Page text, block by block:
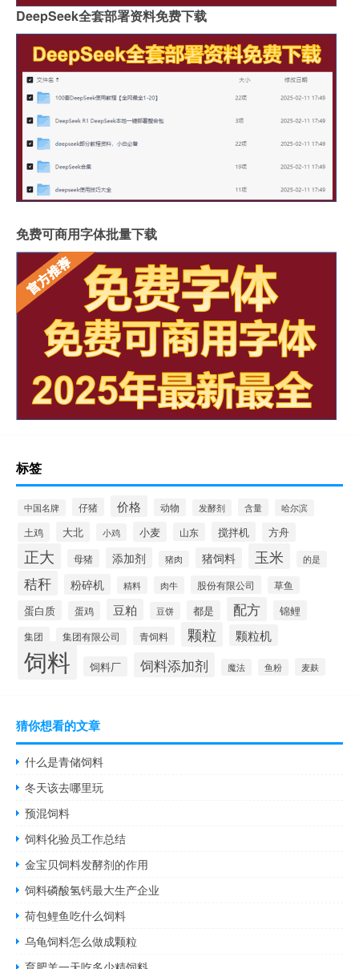
DeepSeek全套部署资料免费下载
免费可商用字体批量下载
标签
中国名牌 仔猪 价格 动物 发酵剂 含量 哈尔滨
土鸡 大北 小鸡 小麦 山东 搅拌机 方舟
正大 母猪 添加剂 猪肉 猪饲料 玉米 的是
秸秆 粉碎机 精料 肉牛 股份有限公司 草鱼
蛋白质 蛋鸡 豆粕 豆饼 都是 配方 锦鲤
集团 集团有限公司 青饲料 颗粒 颗粒机
饲料 饲料厂 饲料添加剂 魔法 鱼粉 麦麸
猜你想看的文章
什么是青储饲料
冬天该去哪里玩
预混饲料
饲料化验员工作总结
金宝贝饲料发酵剂的作用
饲料磷酸氢钙最大生产企业
荷包鲤鱼吃什么饲料
乌龟饲料怎么做成颗粒